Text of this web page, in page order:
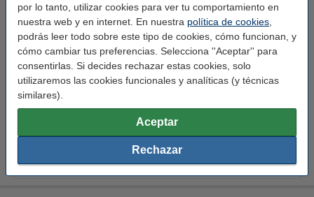
por lo tanto, utilizar cookies para ver tu comportamiento en
nuestra web y en internet. En nuestra política de cookies
podrás leer todo sobre este tipo de cookies, cómo funcionan, y
cómo cambiar tus preferencias. Selecciona ''Aceptar'' para
consentirlas. Si decides rechazar estas cookies, solo
utilizaremos las cookies funcionales y analíticas (y técnicas
similares).
Aceptar
Rechazar
Consejo: añade pilas
123tinta Pilas Alcalinas Xtreme Power AA - LR06 - MN1500 -
14,50 €
Consejo: ¡Amplía la garantía de tu rotuladora!
Garantía de 4 años para Dymo LetraTag LT-100T (QWERTY)
5,00 €
Manual
Opciones
Cintas